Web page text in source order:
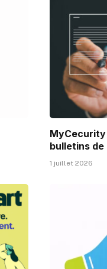
bulletins de
1 juillet 2026